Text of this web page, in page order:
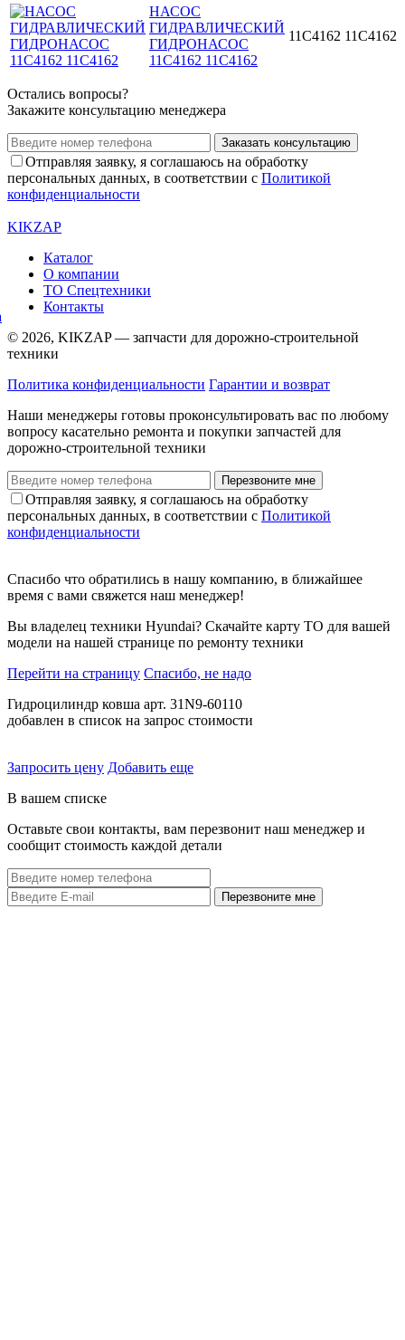
НАСОС
ГИДРАВЛИЧЕСКИЙ
ГИДРОНАСОС
11C4162 11С4162
11C4162 11С4162
Остались вопросы?
Закажите консультацию менеджера
Заказать консультацию
Отправляя заявку, я соглашаюсь на обработку
персональных данных, в соответствии с Политикой
конфиденциальности
KIKZAP
Каталог
О компании
ТО Спецтехники
Контакты
© 2026, KIKZAP — запчасти для дорожно-строительной
техники
Политика конфиденциальности Гарантии и возврат
Наши менеджеры готовы проконсультировать вас по любому
вопросу касательно ремонта и покупки запчастей для
дорожно-строительной техники
Перезвоните мне
Отправляя заявку, я соглашаюсь на обработку
персональных данных, в соответствии с Политикой
конфиденциальности
Спасибо что обратились в нашу компанию, в ближайшее
время с вами свяжется наш менеджер!
Вы владелец техники Hyundai? Скачайте карту ТО для вашей
модели на нашей странице по ремонту техники
Перейти на страницу Спасибо, не надо
Гидроцилиндр ковша арт. 31N9-60110
добавлен в список на запрос стоимости
Запросить цену Добавить еще
В вашем списке
Оставьте свои контакты, вам перезвонит наш менеджер и
сообщит стоимость каждой детали
Перезвоните мне